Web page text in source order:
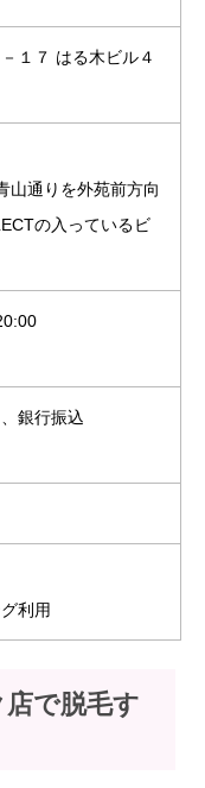
１７ はる木ビル４
山通りを外苑前方向
の入っているビ
銀行振込
利用
で脱毛す